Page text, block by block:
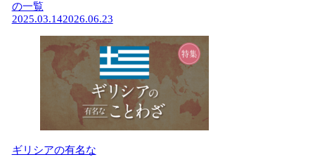
の一覧
2025.03.142026.06.23
ギリシアの有名な